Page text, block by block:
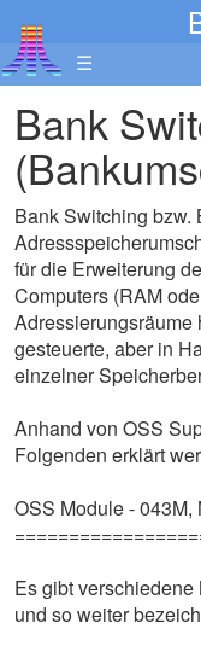
☰
Bank
Bank Switching bzw.
für die Erweiterung
Computers (RAM
Adressierungsräume
gesteuerte, aber in
einzelner
Anhand von OSS
Folgenden erklärt
OSS Module - 043M,
Es gibt
und so weiter